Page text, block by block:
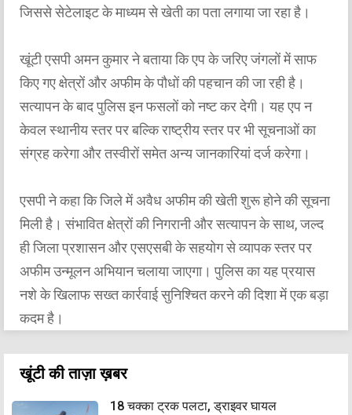
जिससे सेटेलाइट के माध्यम से खेती का पता लगाया जा रहा है।
खूंटी एसपी अमन कुमार ने बताया कि एप के जरिए जंगलों में साफ
किए गए क्षेत्रों और अफीम के पौधों की पहचान की जा रही है।
सत्यापन के बाद पुलिस इन फसलों को नष्ट कर देगी। यह एप न
केवल स्थानीय स्तर पर बल्कि राष्ट्रीय स्तर पर भी सूचनाओं का
संग्रह करेगा और तस्वीरों समेत अन्य जानकारियां दर्ज करेगा।
एसपी ने कहा कि जिले में अवैध अफीम की खेती शुरू होने की सूचना
मिली है। संभावित क्षेत्रों की निगरानी और सत्यापन के साथ, जल्द
ही जिला प्रशासन और एसएसबी के सहयोग से व्यापक स्तर पर
अफीम उन्मूलन अभियान चलाया जाएगा। पुलिस का यह प्रयास
नशे के खिलाफ सख्त कार्रवाई सुनिश्चित करने की दिशा में एक बड़ा
कदम है।
खूंटी की ताज़ा ख़बर
18 चक्का ट्रक पलटा, ड्राइवर घायल